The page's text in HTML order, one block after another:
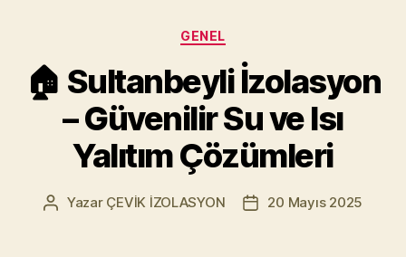
Kategoriler
GENEL
🏠 Sultanbeyli İzolasyon
– Güvenilir Su ve Isı
Yalıtım Çözümleri
Yazının
Yazar ÇEVİK İZOLASYON
Yazı20 Mayıs 2025